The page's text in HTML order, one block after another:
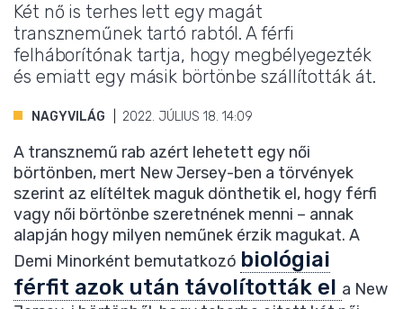
Két nő is terhes lett egy magát
transzneműnek tartó rabtól. A férfi
felháborítónak tartja, hogy megbélyegezték
és emiatt egy másik börtönbe szállították át.
NAGYVILÁG 2022. JÚLIUS 18. 14:09
A transznemű rab azért lehetett egy női
börtönben, mert New Jersey-ben a törvények
szerint az elítéltek maguk dönthetik el, hogy férfi
vagy női börtönbe szeretnének menni – annak
alapján hogy milyen neműnek érzik magukat. A
Demi Minorként bemutatkozó biológiai
férfit azok után távolították el a New